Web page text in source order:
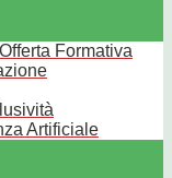
Formativa
Artificiale